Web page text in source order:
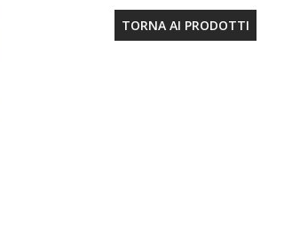
TORNA AI PRODOTTI